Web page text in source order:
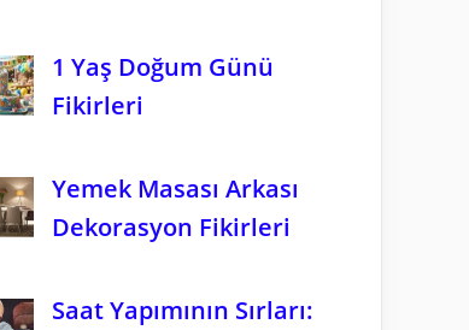
1 Yaş Doğum Günü
Fikirleri
Yemek Masası Arkası
Dekorasyon Fikirleri
Saat Yapımının Sırları: